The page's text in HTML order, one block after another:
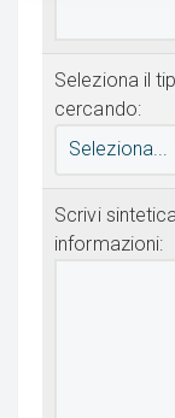
Seleziona il
cercando:
Seleziona...
Scrivi
informazioni: